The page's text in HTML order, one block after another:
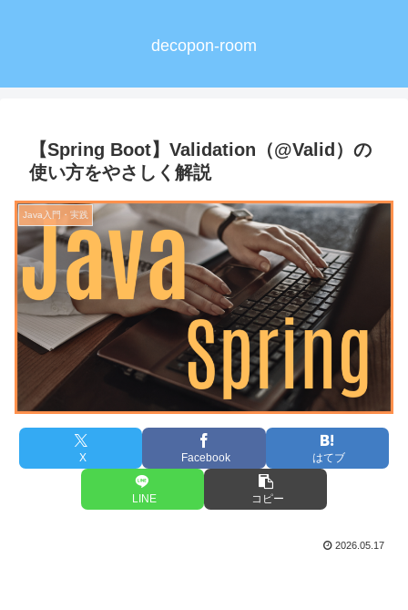
decopon-room
【Spring Boot】Validation（@Valid）の
使い方をやさしく解説
Java入門・実践
X Facebook はてブ
LINE コピー
2026.05.17